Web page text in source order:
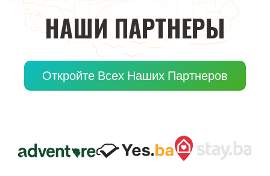
НАШИ ПАРТНЕРЫ
Откройте Всех Наших Партнеров